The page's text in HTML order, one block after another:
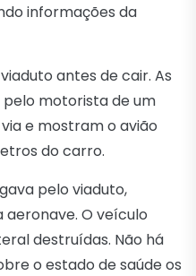
informações da
antes de cair. As
motorista de um
e mostram o avião
do carro.
pelo viaduto,
O veículo
destruídas. Não há
o estado de saúde os